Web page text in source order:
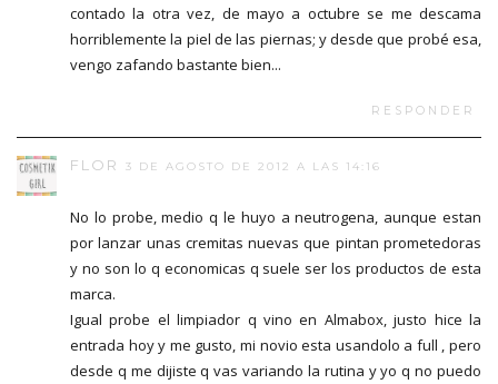
contado la otra vez, de mayo a octubre se me descama
horriblemente la piel de las piernas; y desde que probé esa,
vengo zafando bastante bien...
RESPONDER
FLOR 3 DE AGOSTO DE 2012 A LAS 14:16
No lo probe, medio q le huyo a neutrogena, aunque estan
por lanzar unas cremitas nuevas que pintan prometedoras
y no son lo q economicas q suele ser los productos de esta
marca.
Igual probe el limpiador q vino en Almabox, justo hice la
entrada hoy y me gusto, mi novio esta usandolo a full , pero
desde q me dijiste q vas variando la rutina y yo q no puedo